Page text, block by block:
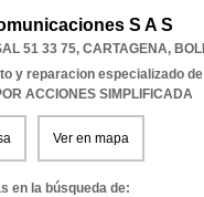
S A S
51 33 75, CARTAGENA,
y reparacion especializado
ACCIONES SIMPLIFICADA
Ver en mapa
en la búsqueda de: